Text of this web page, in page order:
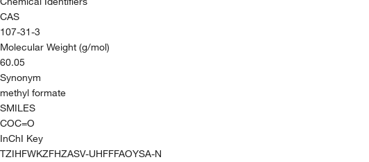
CAS
107-31-3
Molecular Weight (g/mol)
60.05
Synonym
methyl formate
SMILES
COC=O
InChI Key
TZIHFWKZFHZASV-UHFFFAOYSA-N